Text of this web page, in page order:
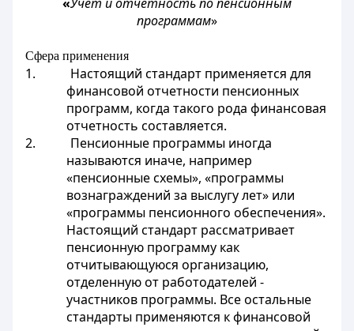
программам»
Сфера применения
1. Настоящий стандарт применяется для
финансовой отчетности пенсионных
программ, когда такого рода финансовая
отчетность составляется.
2. Пенсионные программы иногда
называются иначе, например
«пенсионные схемы», «программы
вознаграждений за выслугу лет» или
«программы пенсионного обеспечения».
Настоящий стандарт рассматривает
пенсионную программу как
отчитывающуюся организацию,
отделенную от работодателей -
участников программы. Все остальные
стандарты применяются к финансовой